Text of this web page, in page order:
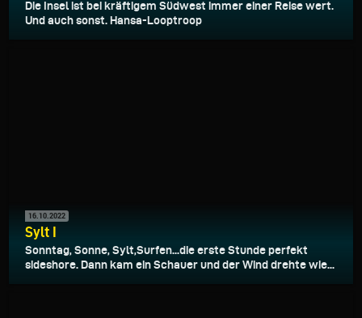
Die Insel ist bei kräftigem Südwest immer einer Reise wert.
Und auch sonst. Hansa-Looptroop
16.10.2022
Sylt I
Sonntag, Sonne, Sylt,Surfen...die erste Stunde perfekt
sideshore. Dann kam ein Schauer und der Wind drehte wie...